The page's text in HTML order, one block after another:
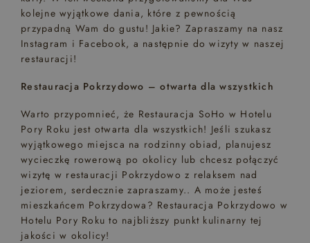
kolejne wyjątkowe dania, które z pewnością
przypadną Wam do gustu! Jakie? Zapraszamy na nasz
Instagram i Facebook, a następnie do wizyty w naszej
restauracji!
Restauracja Pokrzydowo – otwarta dla wszystkich
Warto przypomnieć, że Restauracja SoHo w Hotelu
Pory Roku jest otwarta dla wszystkich! Jeśli szukasz
wyjątkowego miejsca na rodzinny obiad, planujesz
wycieczkę rowerową po okolicy lub chcesz połączyć
wizytę w restauracji Pokrzydowo z relaksem nad
jeziorem, serdecznie zapraszamy.. A może jesteś
mieszkańcem Pokrzydowa? Restauracja Pokrzydowo w
Hotelu Pory Roku to najbliższy punkt kulinarny tej
jakości w okolicy!